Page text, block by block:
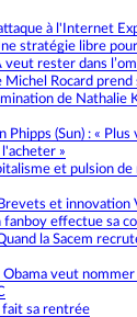
à l'Internet
stratégie libre
veut rester dans
Michel Rocard
de
Phipps (Sun) : «
»
et pulsion
et innovation
fanboy effectue sa
la Sacem
Obama veut
fait sa rentrée